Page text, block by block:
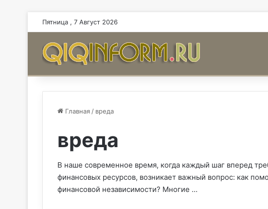
Пятница , 7 Август 2026
Главная / вреда
вреда
В наше современное время, когда каждый шаг вперед
финансовых ресурсов, возникает важный вопрос: как
финансовой независимости? Многие …